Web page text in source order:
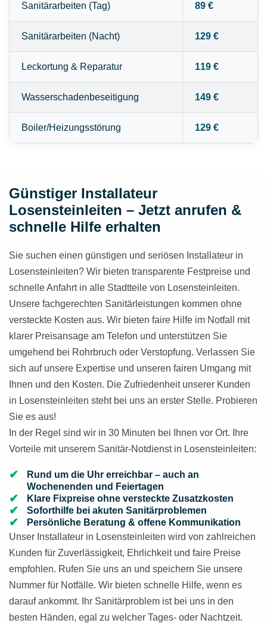
Sanitärarbeiten (Tag) 89 €
Sanitärarbeiten (Nacht) 129 €
Leckortung & Reparatur 119 €
Wasserschadenbeseitigung 149 €
Boiler/Heizungsstörung 129 €
Günstiger Installateur
Losensteinleiten – Jetzt anrufen &
schnelle Hilfe erhalten
Sie suchen einen günstigen und seriösen Installateur in
Losensteinleiten? Wir bieten transparente Festpreise und
schnelle Anfahrt in alle Stadtteile von Losensteinleiten.
Unsere fachgerechten Sanitärleistungen kommen ohne
versteckte Kosten aus. Wir bieten faire Hilfe im Notfall mit
klarer Preisansage am Telefon und unterstützen Sie
umgehend bei Rohrbruch oder Verstopfung. Verlassen Sie
sich auf unsere Expertise und unseren fairen Umgang mit
Ihnen und den Kosten. Die Zufriedenheit unserer Kunden
in Losensteinleiten steht bei uns an erster Stelle. Probieren
Sie es aus!
In der Regel sind wir in 30 Minuten bei Ihnen vor Ort. Ihre
Vorteile mit unserem Sanitär-Notdienst in Losensteinleiten:
Rund um die Uhr erreichbar – auch an
Wochenenden und Feiertagen
Klare Fixpreise ohne versteckte Zusatzkosten
Soforthilfe bei akuten Sanitärproblemen
Persönliche Beratung & offene Kommunikation
Unser Installateur in Losensteinleiten wird von zahlreichen
Kunden für Zuverlässigkeit, Ehrlichkeit und faire Preise
empfohlen. Rufen Sie uns an und speichern Sie unsere
Nummer für Notfälle. Wir bieten schnelle Hilfe, wenn es
darauf ankommt. Ihr Sanitärproblem ist bei uns in den
besten Händen, egal zu welcher Tages- oder Nachtzeit.